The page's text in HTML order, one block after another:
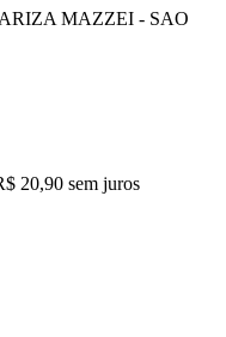
MAZZEI - SAO
20,90 sem juros